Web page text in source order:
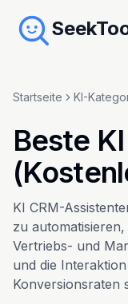
Startseite KI-
Beste
KI CRM-
zu
Vertriebs- und
und die
Konversionsraten